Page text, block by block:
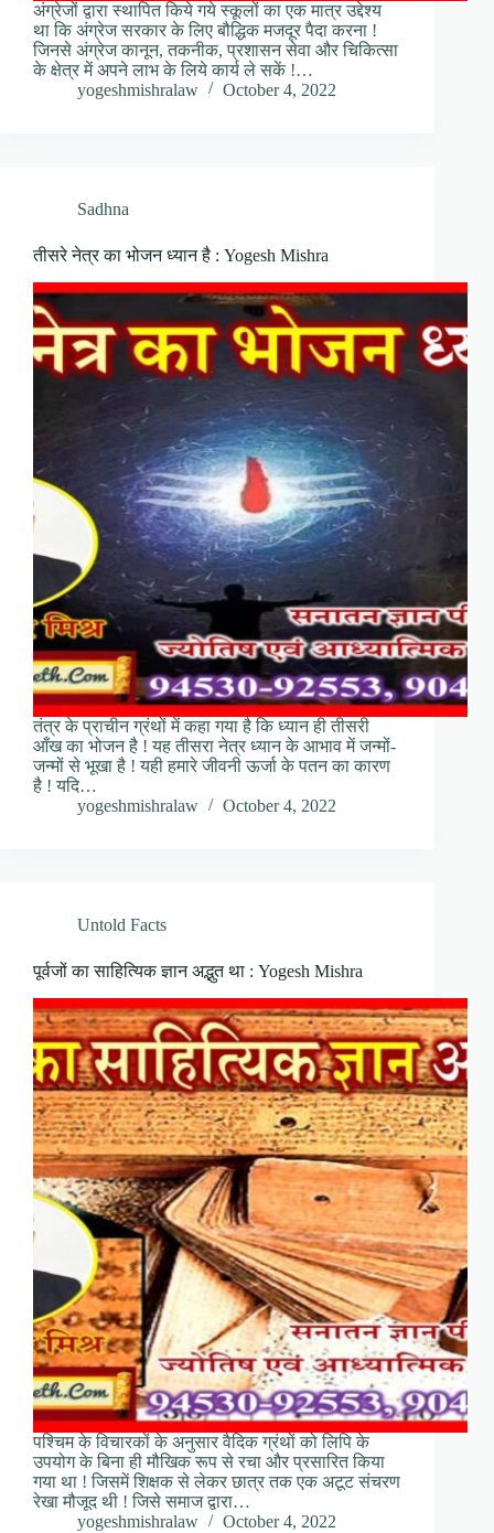
अंग्रेजों द्वारा स्थापित किये गये स्कूलों का एक मात्र उद्देश्य
था कि अंग्रेज सरकार के लिए बौद्धिक मजदूर पैदा करना !
जिनसे अंग्रेज कानून, तकनीक, प्रशासन सेवा और चिकित्सा
के क्षेत्र में अपने लाभ के लिये कार्य ले सकें !…
yogeshmishralaw
October 4, 2022
Sadhna
तीसरे नेत्र का भोजन ध्यान है : Yogesh Mishra
तंत्र के प्राचीन ग्रंथों में कहा गया है कि ध्यान ही तीसरी
आँख का भोजन है ! यह तीसरा नेत्र ध्यान के आभाव में जन्‍मों-
जन्‍मों से भूखा है ! यही हमारे जीवनी ऊर्जा के पतन का कारण
है ! यदि…
yogeshmishralaw
October 4, 2022
Untold Facts
पूर्वजों का साहित्यिक ज्ञान अद्भुत था : Yogesh Mishra
पश्चिम के विचारकों के अनुसार वैदिक ग्रंथों को लिपि के
उपयोग के बिना ही मौखिक रूप से रचा और प्रसारित किया
गया था ! जिसमें शिक्षक से लेकर छात्र तक एक अटूट संचरण
रेखा मौजूद थी ! जिसे समाज द्वारा…
yogeshmishralaw
October 4, 2022